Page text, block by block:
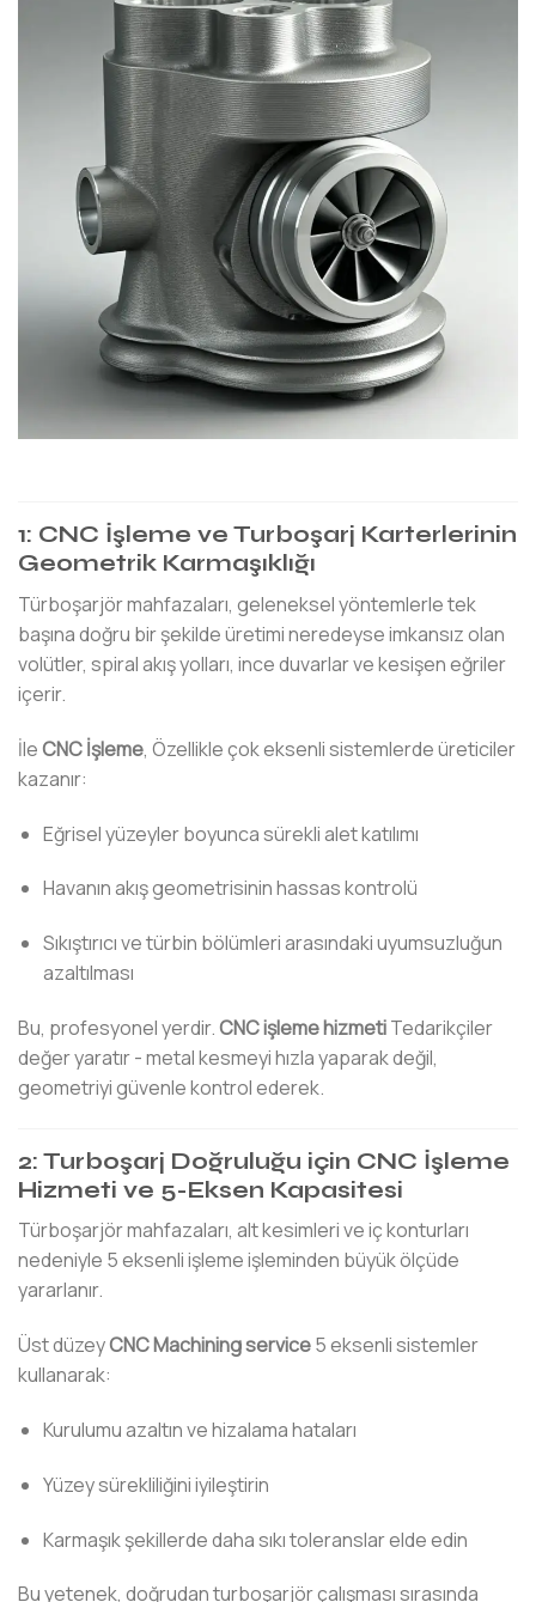
1: CNC İşleme ve Turboşarj Karterlerinin
Geometrik Karmaşıklığı
Türboşarjör mahfazaları, geleneksel yöntemlerle tek
başına doğru bir şekilde üretimi neredeyse imkansız olan
volütler, spiral akış yolları, ince duvarlar ve kesişen eğriler
içerir.
İleCNC İşleme, Özellikle çok eksenli sistemlerde üreticiler
kazanır:
Eğrisel yüzeyler boyunca sürekli alet katılımı
Havanın akış geometrisinin hassas kontrolü
Sıkıştırıcı ve türbin bölümleri arasındaki uyumsuzluğun
azaltılması
Bu, profesyonel yerdir.CNC işleme hizmetiTedarikçiler
değer yaratır - metal kesmeyi hızla yaparak değil,
geometriyi güvenle kontrol ederek.
2: Turboşarj Doğruluğu için CNC İşleme
Hizmeti ve 5-Eksen Kapasitesi
Türboşarjör mahfazaları, alt kesimleri ve iç konturları
nedeniyle 5 eksenli işleme işleminden büyük ölçüde
yararlanır.
Üst düzeyCNC Machining service5 eksenli sistemler
kullanarak:
Kurulumu azaltın ve hizalama hataları
Yüzey sürekliliğini iyileştirin
Karmaşık şekillerde daha sıkı toleranslar elde edin
Bu yetenek, doğrudan turboşarjör çalışması sırasında